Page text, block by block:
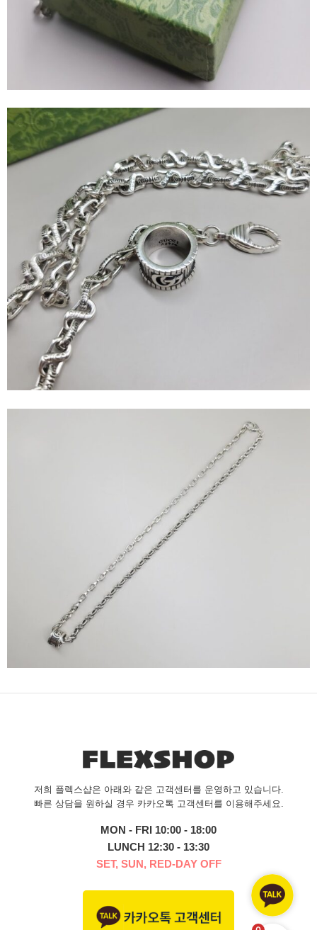
저희 플렉스샵은 아래와 같은 고객센터를 운영하고 있습니다.
빠른 상담을 원하실 경우 카카오톡 고객센터를 이용해주세요.
MON - FRI 10:00 - 18:00
LUNCH 12:30 - 13:30
SET, SUN, RED-DAY OFF